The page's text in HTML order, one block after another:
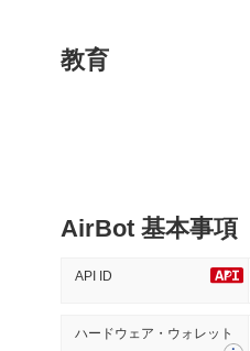
#520
トレンド
教育
AirBot 基本事項
API ID
ハードウェア・ウォレット